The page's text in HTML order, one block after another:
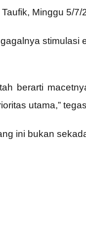
Minggu 5/7/
stimulasi
berarti
utama,”
ini bukan